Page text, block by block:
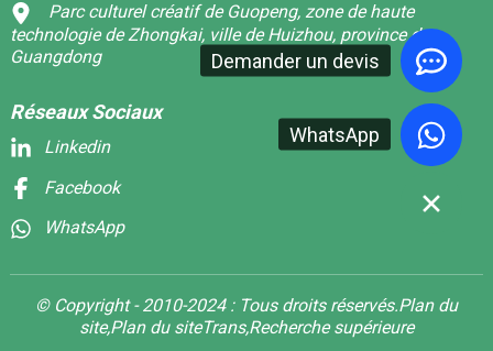
Demander un devis
WhatsApp
Parc culturel créatif de Guopeng, zone de haute
technologie de Zhongkai, ville de Huizhou, province du
Guangdong
Réseaux Sociaux
Linkedin
Facebook
WhatsApp
© Copyright - 2010-2024 : Tous droits réservés.Plan du
site,Plan du siteTrans,Recherche supérieure